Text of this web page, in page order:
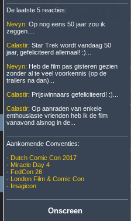
De laatste 5 reacties:
Nevyn: Op nog eens 50 jaar zou ik
zeggen....
Calastir: Star Trek wordt vandaag 50
jaar, gefeliciteerd allemaal! :)...
Nevyn: Heb de film pas gisteren gezien
zonder al te veel voorkennis (op de
trailers na dan)...
Calastir: Prijswinnaars gefeliciteerd! :)...
Calastir: Op aanraden van enkele
enthousiaste vrienden heb ik de film
vanavond alsnog in de...
Aankomende Conventies:
- Dutch Comic Con 2017
- Miracle Day 4
- FedCon 26
- London Film & Comic Con
- Imagicon
Onscreen